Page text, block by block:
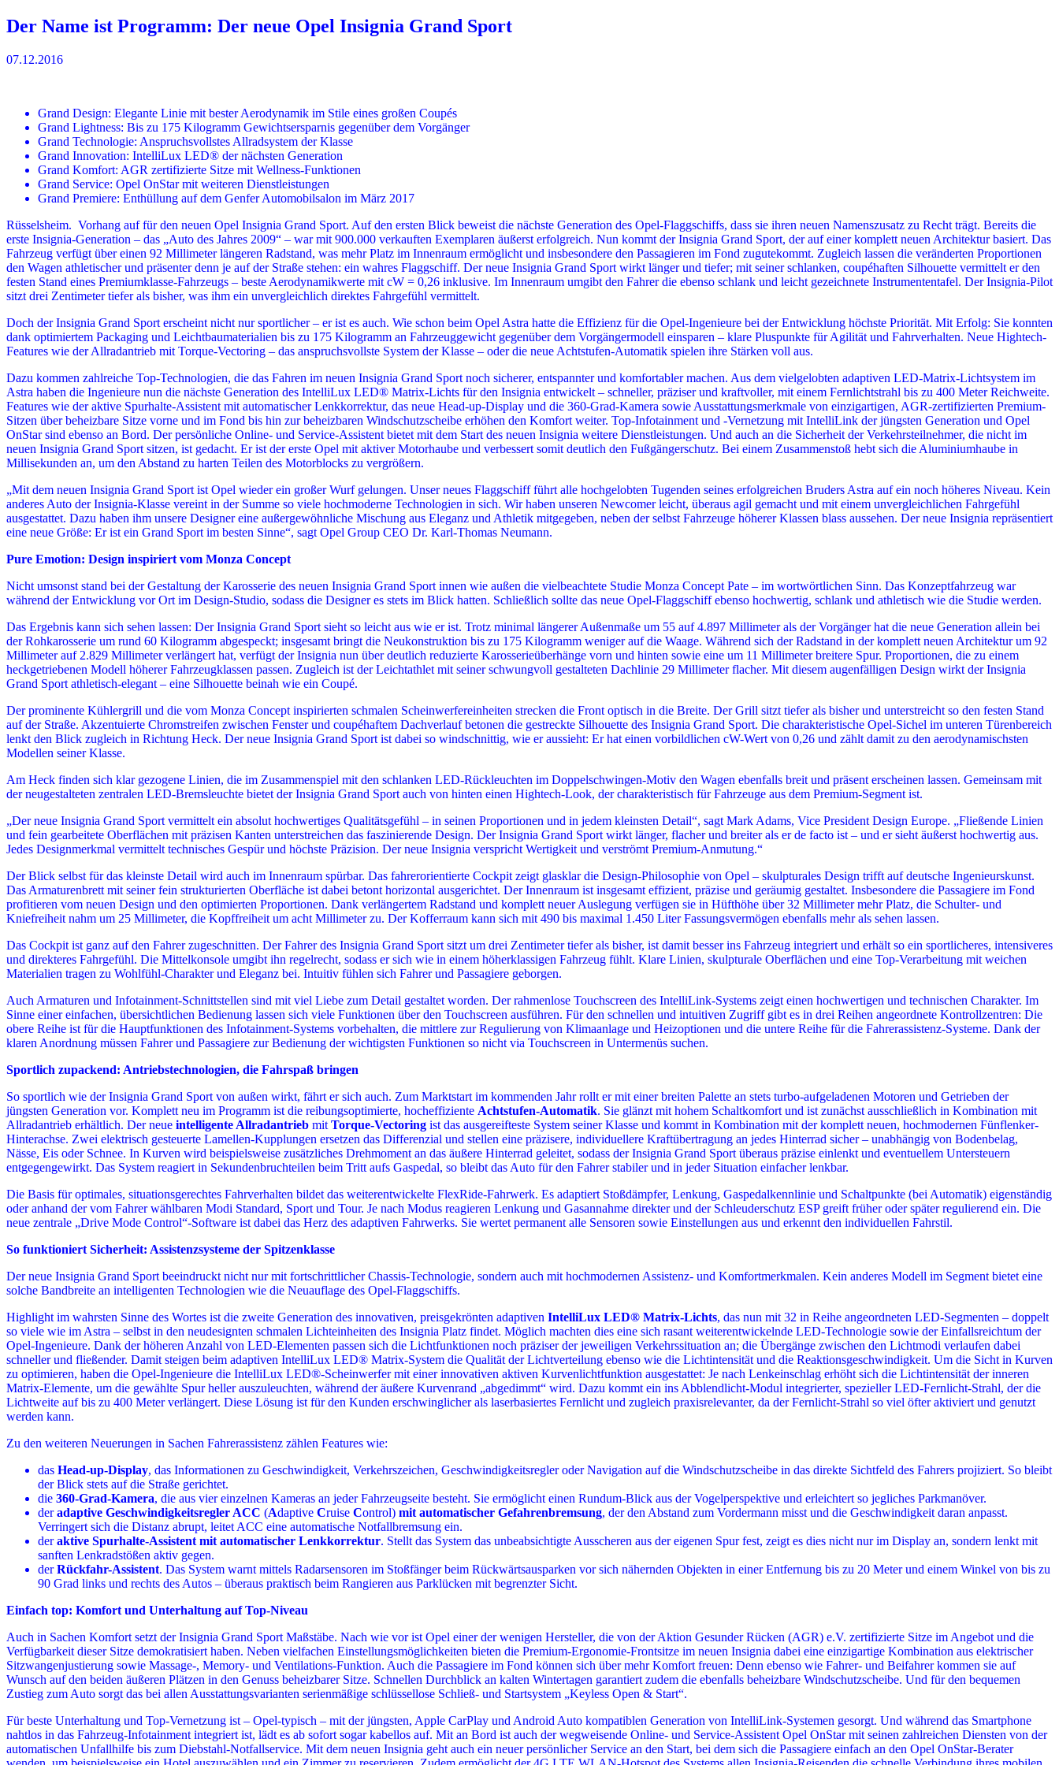
Der Name ist Programm: Der neue Opel Insignia Grand Sport
07.12.2016
Grand Design: Elegante Linie mit bester Aerodynamik im Stile eines großen Coupés
Grand Lightness: Bis zu 175 Kilogramm Gewichtsersparnis gegenüber dem Vorgänger
Grand Technologie: Anspruchsvollstes Allradsystem der Klasse
Grand Innovation: IntelliLux LED® der nächsten Generation
Grand Komfort: AGR zertifizierte Sitze mit Wellness-Funktionen
Grand Service: Opel OnStar mit weiteren Dienstleistungen
Grand Premiere: Enthüllung auf dem Genfer Automobilsalon im März 2017
Rüsselsheim. Vorhang auf für den neuen Opel Insignia Grand Sport. Auf den ersten Blick beweist die nächste Generation des Opel-Flaggschiffs, dass sie ihren neuen Namenszusatz zu Recht trägt. Bereits die
erste Insignia-Generation – das „Auto des Jahres 2009“ – war mit 900.000 verkauften Exemplaren äußerst erfolgreich. Nun kommt der Insignia Grand Sport, der auf einer komplett neuen Architektur basiert. Das
Fahrzeug verfügt über einen 92 Millimeter längeren Radstand, was mehr Platz im Innenraum ermöglicht und insbesondere den Passagieren im Fond zugutekommt. Zugleich lassen die veränderten Proportionen
den Wagen athletischer und präsenter denn je auf der Straße stehen: ein wahres Flaggschiff. Der neue Insignia Grand Sport wirkt länger und tiefer; mit seiner schlanken, coupéhaften Silhouette vermittelt er den
festen Stand eines Premiumklasse-Fahrzeugs – beste Aerodynamikwerte mit cW = 0,26 inklusive. Im Innenraum umgibt den Fahrer die ebenso schlank und leicht gezeichnete Instrumententafel. Der Insignia-Pilot
sitzt drei Zentimeter tiefer als bisher, was ihm ein unvergleichlich direktes Fahrgefühl vermittelt.
Doch der Insignia Grand Sport erscheint nicht nur sportlicher – er ist es auch. Wie schon beim Opel Astra hatte die Effizienz für die Opel-Ingenieure bei der Entwicklung höchste Priorität. Mit Erfolg: Sie konnten
dank optimiertem Packaging und Leichtbaumaterialien bis zu 175 Kilogramm an Fahrzeuggewicht gegenüber dem Vorgängermodell einsparen – klare Pluspunkte für Agilität und Fahrverhalten. Neue Hightech-
Features wie der Allradantrieb mit Torque-Vectoring – das anspruchsvollste System der Klasse – oder die neue Achtstufen-Automatik spielen ihre Stärken voll aus.
Dazu kommen zahlreiche Top-Technologien, die das Fahren im neuen Insignia Grand Sport noch sicherer, entspannter und komfortabler machen. Aus dem vielgelobten adaptiven LED-Matrix-Lichtsystem im
Astra haben die Ingenieure nun die nächste Generation des IntelliLux LED® Matrix-Lichts für den Insignia entwickelt – schneller, präziser und kraftvoller, mit einem Fernlichtstrahl bis zu 400 Meter Reichweite.
Features wie der aktive Spurhalte-Assistent mit automatischer Lenkkorrektur, das neue Head-up-Display und die 360-Grad-Kamera sowie Ausstattungsmerkmale von einzigartigen, AGR-zertifizierten Premium-
Sitzen über beheizbare Sitze vorne und im Fond bis hin zur beheizbaren Windschutzscheibe erhöhen den Komfort weiter. Top-Infotainment und -Vernetzung mit IntelliLink der jüngsten Generation und Opel
OnStar sind ebenso an Bord. Der persönliche Online- und Service-Assistent bietet mit dem Start des neuen Insignia weitere Dienstleistungen. Und auch an die Sicherheit der Verkehrsteilnehmer, die nicht im
neuen Insignia Grand Sport sitzen, ist gedacht. Er ist der erste Opel mit aktiver Motorhaube und verbessert somit deutlich den Fußgängerschutz. Bei einem Zusammenstoß hebt sich die Aluminiumhaube in
Millisekunden an, um den Abstand zu harten Teilen des Motorblocks zu vergrößern.
„Mit dem neuen Insignia Grand Sport ist Opel wieder ein großer Wurf gelungen. Unser neues Flaggschiff führt alle hochgelobten Tugenden seines erfolgreichen Bruders Astra auf ein noch höheres Niveau. Kein
anderes Auto der Insignia-Klasse vereint in der Summe so viele hochmoderne Technologien in sich. Wir haben unseren Newcomer leicht, überaus agil gemacht und mit einem unvergleichlichen Fahrgefühl
ausgestattet. Dazu haben ihm unsere Designer eine außergewöhnliche Mischung aus Eleganz und Athletik mitgegeben, neben der selbst Fahrzeuge höherer Klassen blass aussehen. Der neue Insignia repräsentiert
eine neue Größe: Er ist ein Grand Sport im besten Sinne“, sagt Opel Group CEO Dr. Karl-Thomas Neumann.
Pure Emotion: Design inspiriert vom Monza Concept
Nicht umsonst stand bei der Gestaltung der Karosserie des neuen Insignia Grand Sport innen wie außen die vielbeachtete Studie Monza Concept Pate – im wortwörtlichen Sinn. Das Konzeptfahrzeug war
während der Entwicklung vor Ort im Design-Studio, sodass die Designer es stets im Blick hatten. Schließlich sollte das neue Opel-Flaggschiff ebenso hochwertig, schlank und athletisch wie die Studie werden.
Das Ergebnis kann sich sehen lassen: Der Insignia Grand Sport sieht so leicht aus wie er ist. Trotz minimal längerer Außenmaße um 55 auf 4.897 Millimeter als der Vorgänger hat die neue Generation allein bei
der Rohkarosserie um rund 60 Kilogramm abgespeckt; insgesamt bringt die Neukonstruktion bis zu 175 Kilogramm weniger auf die Waage. Während sich der Radstand in der komplett neuen Architektur um 92
Millimeter auf 2.829 Millimeter verlängert hat, verfügt der Insignia nun über deutlich reduzierte Karosserieüberhänge vorn und hinten sowie eine um 11 Millimeter breitere Spur. Proportionen, die zu einem
heckgetriebenen Modell höherer Fahrzeugklassen passen. Zugleich ist der Leichtathlet mit seiner schwungvoll gestalteten Dachlinie 29 Millimeter flacher. Mit diesem augenfälligen Design wirkt der Insignia
Grand Sport athletisch-elegant – eine Silhouette beinah wie ein Coupé.
Der prominente Kühlergrill und die vom Monza Concept inspirierten schmalen Scheinwerfereinheiten strecken die Front optisch in die Breite. Der Grill sitzt tiefer als bisher und unterstreicht so den festen Stand
auf der Straße. Akzentuierte Chromstreifen zwischen Fenster und coupéhaftem Dachverlauf betonen die gestreckte Silhouette des Insignia Grand Sport. Die charakteristische Opel-Sichel im unteren Türenbereich
lenkt den Blick zugleich in Richtung Heck. Der neue Insignia Grand Sport ist dabei so windschnittig, wie er aussieht: Er hat einen vorbildlichen cW-Wert von 0,26 und zählt damit zu den aerodynamischsten
Modellen seiner Klasse.
Am Heck finden sich klar gezogene Linien, die im Zusammenspiel mit den schlanken LED-Rückleuchten im Doppelschwingen-Motiv den Wagen ebenfalls breit und präsent erscheinen lassen. Gemeinsam mit
der neugestalteten zentralen LED-Bremsleuchte bietet der Insignia Grand Sport auch von hinten einen Hightech-Look, der charakteristisch für Fahrzeuge aus dem Premium-Segment ist.
„Der neue Insignia Grand Sport vermittelt ein absolut hochwertiges Qualitätsgefühl – in seinen Proportionen und in jedem kleinsten Detail“, sagt Mark Adams, Vice President Design Europe. „Fließende Linien
und fein gearbeitete Oberflächen mit präzisen Kanten unterstreichen das faszinierende Design. Der Insignia Grand Sport wirkt länger, flacher und breiter als er de facto ist – und er sieht äußerst hochwertig aus.
Jedes Designmerkmal vermittelt technisches Gespür und höchste Präzision. Der neue Insignia verspricht Wertigkeit und verströmt Premium-Anmutung.“
Der Blick selbst für das kleinste Detail wird auch im Innenraum spürbar. Das fahrerorientierte Cockpit zeigt glasklar die Design-Philosophie von Opel – skulpturales Design trifft auf deutsche Ingenieurskunst.
Das Armaturenbrett mit seiner fein strukturierten Oberfläche ist dabei betont horizontal ausgerichtet. Der Innenraum ist insgesamt effizient, präzise und geräumig gestaltet. Insbesondere die Passagiere im Fond
profitieren vom neuen Design und den optimierten Proportionen. Dank verlängertem Radstand und komplett neuer Auslegung verfügen sie in Hüfthöhe über 32 Millimeter mehr Platz, die Schulter- und
Kniefreiheit nahm um 25 Millimeter, die Kopffreiheit um acht Millimeter zu. Der Kofferraum kann sich mit 490 bis maximal 1.450 Liter Fassungsvermögen ebenfalls mehr als sehen lassen.
Das Cockpit ist ganz auf den Fahrer zugeschnitten. Der Fahrer des Insignia Grand Sport sitzt um drei Zentimeter tiefer als bisher, ist damit besser ins Fahrzeug integriert und erhält so ein sportlicheres, intensiveres
und direkteres Fahrgefühl. Die Mittelkonsole umgibt ihn regelrecht, sodass er sich wie in einem höherklassigen Fahrzeug fühlt. Klare Linien, skulpturale Oberflächen und eine Top-Verarbeitung mit weichen
Materialien tragen zu Wohlfühl-Charakter und Eleganz bei. Intuitiv fühlen sich Fahrer und Passagiere geborgen.
Auch Armaturen und Infotainment-Schnittstellen sind mit viel Liebe zum Detail gestaltet worden. Der rahmenlose Touchscreen des IntelliLink-Systems zeigt einen hochwertigen und technischen Charakter. Im
Sinne einer einfachen, übersichtlichen Bedienung lassen sich viele Funktionen über den Touchscreen ausführen. Für den schnellen und intuitiven Zugriff gibt es in drei Reihen angeordnete Kontrollzentren: Die
obere Reihe ist für die Hauptfunktionen des Infotainment-Systems vorbehalten, die mittlere zur Regulierung von Klimaanlage und Heizoptionen und die untere Reihe für die Fahrerassistenz-Systeme. Dank der
klaren Anordnung müssen Fahrer und Passagiere zur Bedienung der wichtigsten Funktionen so nicht via Touchscreen in Untermenüs suchen.
Sportlich zupackend: Antriebstechnologien, die Fahrspaß bringen
So sportlich wie der Insignia Grand Sport von außen wirkt, fährt er sich auch. Zum Marktstart im kommenden Jahr rollt er mit einer breiten Palette an stets turbo-aufgeladenen Motoren und Getrieben der
jüngsten Generation vor. Komplett neu im Programm ist die reibungsoptimierte, hocheffiziente Achtstufen-Automatik. Sie glänzt mit hohem Schaltkomfort und ist zunächst ausschließlich in Kombination mit
Allradantrieb erhältlich. Der neue intelligente Allradantrieb mit Torque-Vectoring ist das ausgereifteste System seiner Klasse und kommt in Kombination mit der komplett neuen, hochmodernen Fünflenker-
Hinterachse. Zwei elektrisch gesteuerte Lamellen-Kupplungen ersetzen das Differenzial und stellen eine präzisere, individuellere Kraftübertragung an jedes Hinterrad sicher – unabhängig von Bodenbelag,
Nässe, Eis oder Schnee. In Kurven wird beispielsweise zusätzliches Drehmoment an das äußere Hinterrad geleitet, sodass der Insignia Grand Sport überaus präzise einlenkt und eventuellem Untersteuern
entgegengewirkt. Das System reagiert in Sekundenbruchteilen beim Tritt aufs Gaspedal, so bleibt das Auto für den Fahrer stabiler und in jeder Situation einfacher lenkbar.
Die Basis für optimales, situationsgerechtes Fahrverhalten bildet das weiterentwickelte FlexRide-Fahrwerk. Es adaptiert Stoßdämpfer, Lenkung, Gaspedalkennlinie und Schaltpunkte (bei Automatik) eigenständig
oder anhand der vom Fahrer wählbaren Modi Standard, Sport und Tour. Je nach Modus reagieren Lenkung und Gasannahme direkter und der Schleuderschutz ESP greift früher oder später regulierend ein. Die
neue zentrale „Drive Mode Control“-Software ist dabei das Herz des adaptiven Fahrwerks. Sie wertet permanent alle Sensoren sowie Einstellungen aus und erkennt den individuellen Fahrstil.
So funktioniert Sicherheit: Assistenzsysteme der Spitzenklasse
Der neue Insignia Grand Sport beeindruckt nicht nur mit fortschrittlicher Chassis-Technologie, sondern auch mit hochmodernen Assistenz- und Komfortmerkmalen. Kein anderes Modell im Segment bietet eine
solche Bandbreite an intelligenten Technologien wie die Neuauflage des Opel-Flaggschiffs.
Highlight im wahrsten Sinne des Wortes ist die zweite Generation des innovativen, preisgekrönten adaptiven IntelliLux LED® Matrix-Lichts, das nun mit 32 in Reihe angeordneten LED-Segmenten – doppelt
so viele wie im Astra – selbst in den neudesignten schmalen Lichteinheiten des Insignia Platz findet. Möglich machten dies eine sich rasant weiterentwickelnde LED-Technologie sowie der Einfallsreichtum der
Opel-Ingenieure. Dank der höheren Anzahl von LED-Elementen passen sich die Lichtfunktionen noch präziser der jeweiligen Verkehrssituation an; die Übergänge zwischen den Lichtmodi verlaufen dabei
schneller und fließender. Damit steigen beim adaptiven IntelliLux LED® Matrix-System die Qualität der Lichtverteilung ebenso wie die Lichtintensität und die Reaktionsgeschwindigkeit. Um die Sicht in Kurven
zu optimieren, haben die Opel-Ingenieure die IntelliLux LED®-Scheinwerfer mit einer innovativen aktiven Kurvenlichtfunktion ausgestattet: Je nach Lenkeinschlag erhöht sich die Lichtintensität der inneren
Matrix-Elemente, um die gewählte Spur heller auszuleuchten, während der äußere Kurvenrand „abgedimmt“ wird. Dazu kommt ein ins Abblendlicht-Modul integrierter, spezieller LED-Fernlicht-Strahl, der die
Lichtweite auf bis zu 400 Meter verlängert. Diese Lösung ist für den Kunden erschwinglicher als laserbasiertes Fernlicht und zugleich praxisrelevanter, da der Fernlicht-Strahl so viel öfter aktiviert und genutzt
werden kann.
Zu den weiteren Neuerungen in Sachen Fahrerassistenz zählen Features wie:
das Head-up-Display, das Informationen zu Geschwindigkeit, Verkehrszeichen, Geschwindigkeitsregler oder Navigation auf die Windschutzscheibe in das direkte Sichtfeld des Fahrers projiziert. So bleibt
der Blick stets auf die Straße gerichtet.
die 360-Grad-Kamera, die aus vier einzelnen Kameras an jeder Fahrzeugseite besteht. Sie ermöglicht einen Rundum-Blick aus der Vogelperspektive und erleichtert so jegliches Parkmanöver.
deradaptive Geschwindigkeitsregler ACC (Adaptive Cruise Control) mit automatischer Gefahrenbremsung, der den Abstand zum Vordermann misst und die Geschwindigkeit daran anpasst.
Verringert sich die Distanz abrupt, leitet ACC eine automatische Notfallbremsung ein.
deraktive Spurhalte-Assistent mit automatischer Lenkkorrektur. Stellt das System das unbeabsichtigte Ausscheren aus der eigenen Spur fest, zeigt es dies nicht nur im Display an, sondern lenkt mit
sanften Lenkradstößen aktiv gegen.
derRückfahr-Assistent. Das System warnt mittels Radarsensoren im Stoßfänger beim Rückwärtsausparken vor sich nähernden Objekten in einer Entfernung bis zu 20 Meter und einem Winkel von bis zu
90 Grad links und rechts des Autos – überaus praktisch beim Rangieren aus Parklücken mit begrenzter Sicht.
Einfach top: Komfort und Unterhaltung auf Top-Niveau
Auch in Sachen Komfort setzt der Insignia Grand Sport Maßstäbe. Nach wie vor ist Opel einer der wenigen Hersteller, die von der Aktion Gesunder Rücken (AGR) e.V. zertifizierte Sitze im Angebot und die
Verfügbarkeit dieser Sitze demokratisiert haben. Neben vielfachen Einstellungsmöglichkeiten bieten die Premium-Ergonomie-Frontsitze im neuen Insignia dabei eine einzigartige Kombination aus elektrischer
Sitzwangenjustierung sowie Massage-, Memory- und Ventilations-Funktion. Auch die Passagiere im Fond können sich über mehr Komfort freuen: Denn ebenso wie Fahrer- und Beifahrer kommen sie auf
Wunsch auf den beiden äußeren Plätzen in den Genuss beheizbarer Sitze. Schnellen Durchblick an kalten Wintertagen garantiert zudem die ebenfalls beheizbare Windschutzscheibe. Und für den bequemen
Zustieg zum Auto sorgt das bei allen Ausstattungsvarianten serienmäßige schlüssellose Schließ- und Startsystem „Keyless Open & Start“.
Für beste Unterhaltung und Top-Vernetzung ist – Opel-typisch – mit der jüngsten, Apple CarPlay und Android Auto kompatiblen Generation von IntelliLink-Systemen gesorgt. Und während das Smartphone
nahtlos in das Fahrzeug-Infotainment integriert ist, lädt es ab sofort sogar kabellos auf. Mit an Bord ist auch der wegweisende Online- und Service-Assistent Opel OnStar mit seinen zahlreichen Diensten von der
automatischen Unfallhilfe bis zum Diebstahl-Notfallservice. Mit dem neuen Insignia geht auch ein neuer persönlicher Service an den Start, bei dem sich die Passagiere einfach an den Opel OnStar-Berater